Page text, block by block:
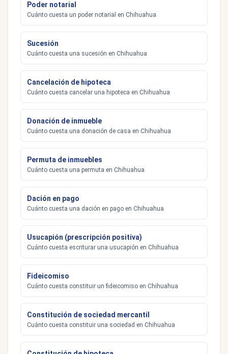
Poder notarial
Cuánto cuesta un poder notarial en Chihuahua
Sucesión
Cuánto cuesta una sucesión en Chihuahua
Cancelación de hipoteca
Cuánto cuesta cancelar una hipoteca en Chihuahua
Donación de inmueble
Cuánto cuesta una donación de casa en Chihuahua
Permuta de inmuebles
Cuánto cuesta una permuta en Chihuahua
Dación en pago
Cuánto cuesta una dación en pago en Chihuahua
Usucapión (prescripción positiva)
Cuánto cuesta escriturar una usucapión en Chihuahua
Fideicomiso
Cuánto cuesta constituir un fideicomiso en Chihuahua
Constitución de sociedad mercantil
Cuánto cuesta constituir una sociedad en Chihuahua